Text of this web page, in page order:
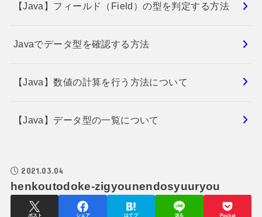
【Java】フィールド（Field）の型を判定する方法
Javaでデータ型を確認する方法
【Java】数値の計算を行う方法について
【Java】データ型の一覧について
2021.03.04
henkoutodoke-zigyounendosyuuryou
ポスト シェア はてブ 送る Pocket